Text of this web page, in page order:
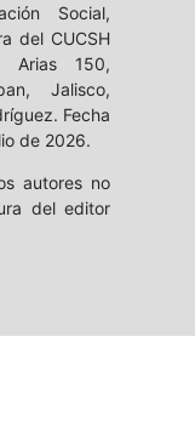
Social,
del CUCSH
Arias 150,
Jalisco,
Fecha
de 2026.
autores no
del editor